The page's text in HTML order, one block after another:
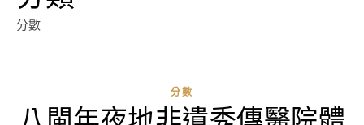
分數
分數
八閩年夜地非遺秀傳醫院體